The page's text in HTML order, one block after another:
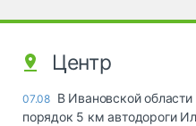
Центр
07.08 В Ивановской
порядок 5 км автодороги